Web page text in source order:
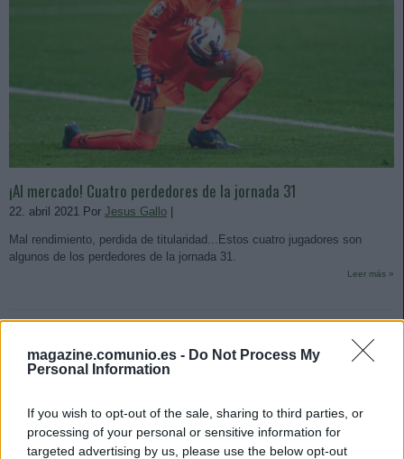
magazine.comunio.es - Do Not Process My
Personal Information
If you wish to opt-out of the sale, sharing to third parties, or
processing of your personal or sensitive information for
targeted advertising by us, please use the below opt-out
¡Al mercado! Cuatro perdedores de la jornada 31
22. abril 2021 Por Jesus Gallo |
Mal rendimiento, perdida de titularidad...Estos cuatro jugadores son
algunos de los perdedores de la jornada 31.
Leer más »